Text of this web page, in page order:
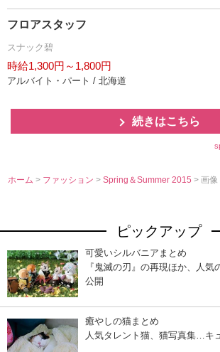
フロアスタッフ
スナック碧
時給1,300円～1,800円
アルバイト・パート / 北海道
続きはこちら
ホーム > ファッション>Spring＆Summer 2015> 画像
ピックアップ
可愛いシルバニアまとめ
『鬼滅の刃』の再現ほか、人気
公開
癒やしの猫まとめ
人気タレント猫、猫写真集…キ